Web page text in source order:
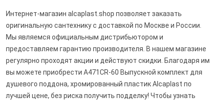
Интернет-магазин alcaplast.shop позволяет заказать
оригинальную сантехнику с доставкой по Москве и России.
Мы являемся официальным дистрибьютором и
предоставляем гарантию производителя. В нашем магазине
регулярно проходят акции и действуют скидки. Благодаря им
вы можете приобрести A471CR-60 Выпускной комплект для
душевого поддона, хромированный пластик Alcaplast по
лучшей цене, без риска получить подделку! Чтобы узнать